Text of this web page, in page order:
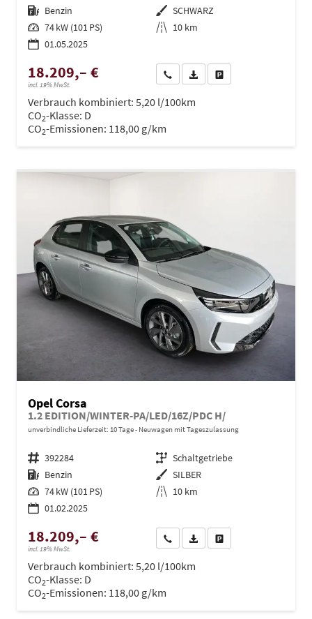
Kraftstoff Benzin Außenfarbe SCHWARZ
Leistung 74 kW (101 PS) Kilometerstand 10 km
01.05.2025
18.209,– €
incl. 19% MwSt.
Wir rufen Sie anPDF-Datei, Fahrzeugexposé
Verbrauch kombiniert: 5,20 l/100km
CO2-Klasse: D
CO2-Emissionen: 118,00 g/km
Opel Corsa
1.2 EDITION/WINTER-PA/LED/16Z/PDC H/
unverbindliche Lieferzeit: 10 Tage Neuwagen mit Tageszulassung
Fahrzeugnr. 392284 Getriebe Schaltgetriebe
Kraftstoff Benzin Außenfarbe SILBER
Leistung 74 kW (101 PS) Kilometerstand 10 km
01.02.2025
18.209,– €
incl. 19% MwSt.
Wir rufen Sie anPDF-Datei, Fahrzeugexposé
Verbrauch kombiniert: 5,20 l/100km
CO2-Klasse: D
CO2-Emissionen: 118,00 g/km